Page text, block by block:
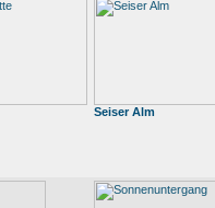
Seiser Alm